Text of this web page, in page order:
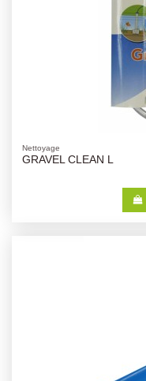
Nettoyage
GRAVEL CLEAN L